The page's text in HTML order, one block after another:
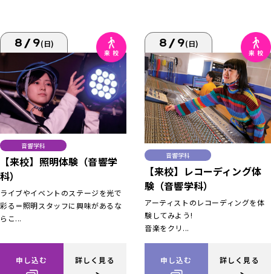
8/9(日)
音響学科
【来校】照明体験（音響学
科）
ライブやイベントのステージを光で
彩る＝照明スタッフに興味があるな
らこ...
申し込む 詳しく見る
8/9(日)
音響学科
【来校】レコーディング体
験（音響学科）
アーティストのレコーディングを体
験してみよう!
音楽をクリ...
申し込む 詳しく見る